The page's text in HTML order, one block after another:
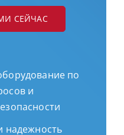
СЕЙЧАС
по
и
надежность